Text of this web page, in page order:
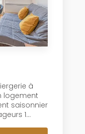
à
logement
saisonnier
1...